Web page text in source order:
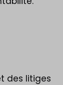
des litiges